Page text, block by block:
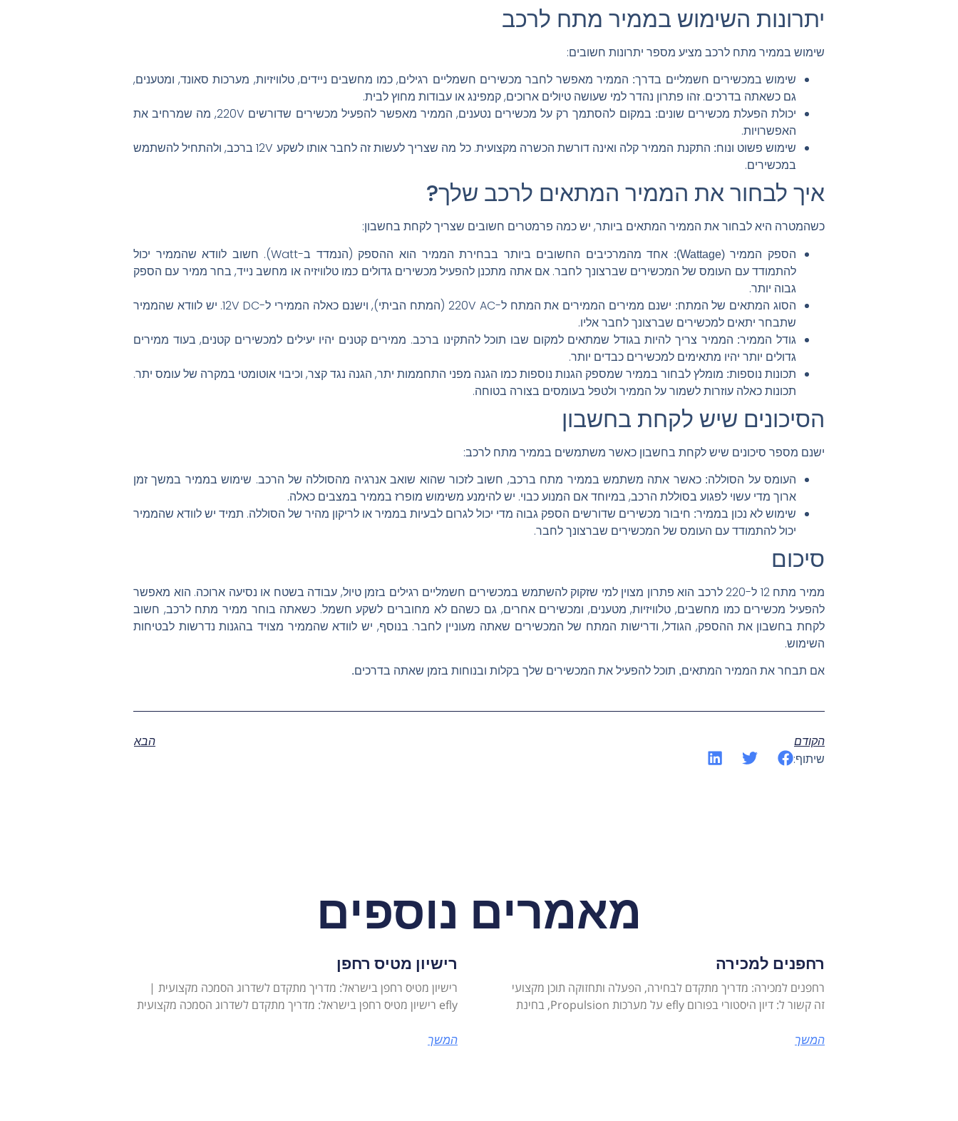
יתרונות השימוש בממיר מתח לרכב
שימוש בממיר מתח לרכב מציע מספר יתרונות חשובים:
שימוש במכשירים חשמליים בדרך: הממיר מאפשר לחבר מכשירים חשמליים רגילים, כמו מחשבים ניידים, טלוויזיות, מערכות סאונד, ומטענים,
גם כשאתה בדרכים. זהו פתרון נהדר למי שעושה טיולים ארוכים, קמפינג או עבודות מחוץ לבית.
יכולת הפעלת מכשירים שונים:
במקום להסתמך רק על מכשירים נטענים, הממיר מאפשר להפעיל מכשירים שדורשים 220V, מה שמרחיב את
האפשרויות.
שימוש פשוט ונוח:
התקנת הממיר קלה ואינה דורשת הכשרה מקצועית. כל מה שצריך לעשות זה לחבר אותו לשקע 12V ברכב, ולהתחיל להשתמש
במכשירים.
איך לבחור את הממיר המתאים לרכב שלך?
כשהמטרה היא לבחור את הממיר המתאים ביותר, יש כמה פרמטרים חשובים שצריך לקחת בחשבון:
הספק הממיר (Wattage):
אחד מהמרכיבים החשובים ביותר בבחירת הממיר הוא ההספק (הנמדד ב-Watt). חשוב לוודא שהממיר יכול
להתמודד עם העומס של המכשירים שברצונך לחבר. אם אתה מתכנן להפעיל מכשירים גדולים כמו טלוויזיה או מחשב נייד, בחר ממיר עם הספק
גבוה יותר.
הסוג המתאים של המתח:
ישנם ממירים הממירים את המתח ל-220V AC (המתח הביתי), וישנם כאלה הממירי ל-12V DC. יש לוודא שהממיר
שתבחר יתאים למכשירים שברצונך לחבר אליו.
גודל הממיר: הממיר צריך להיות בגודל שמתאים למקום שבו תוכל להתקינו ברכב. ממירים קטנים יהיו יעילים למכשירים קטנים, בעוד ממירים
גדולים יותר יהיו מתאימים למכשירים כבדים יותר.
תכונות נוספות: מומלץ לבחור בממיר שמספק הגנות נוספות כמו הגנה מפני התחממות יתר, הגנה נגד קצר, וכיבוי אוטומטי במקרה של עומס יתר.
תכונות כאלה עוזרות לשמור על הממיר ולטפל בעומסים בצורה בטוחה.
הסיכונים שיש לקחת בחשבון
ישנם מספר סיכונים שיש לקחת בחשבון כאשר משתמשים בממיר מתח לרכב:
העומס על הסוללה: כאשר אתה משתמש בממיר מתח ברכב, חשוב לזכור שהוא שואב אנרגיה מהסוללה של הרכב. שימוש בממיר במשך זמן
ארוך מדי עשוי לפגוע בסוללת הרכב, במיוחד אם המנוע כבוי. יש להימנע משימוש מופרז בממיר במצבים כאלה.
שימוש לא נכון בממיר: חיבור מכשירים שדורשים הספק גבוה מדי יכול לגרום לבעיות בממיר או לריקון מהיר של הסוללה. תמיד יש לוודא שהממיר
יכול להתמודד עם העומס של המכשירים שברצונך לחבר.
סיכום
ממיר מתח 12 ל-220 לרכב הוא פתרון מצוין למי שזקוק להשתמש במכשירים חשמליים רגילים בזמן טיול, עבודה בשטח או נסיעה ארוכה. הוא מאפשר
להפעיל מכשירים כמו מחשבים, טלוויזיות, מטענים, ומכשירים אחרים, גם כשהם לא מחוברים לשקע חשמל. כשאתה בוחר ממיר מתח לרכב, חשוב
לקחת בחשבון את ההספק, הגודל, ודרישות המתח של המכשירים שאתה מעוניין לחבר. בנוסף, יש לוודא שהממיר מצויד בהגנות נדרשות לבטיחות
השימוש.
אם תבחר את הממיר המתאים, תוכל להפעיל את המכשירים שלך בקלות ובנוחות בזמן שאתה בדרכים.
הקודם
הבא
שיתוף:
מאמרים נוספים
רחפנים למכירה
רחפנים למכירה: מדריך מתקדם לבחירה, הפעלה ותחזוקה תוכן מקצועי
זה קשור ל: דיון היסטורי בפורום efly על מערכות Propulsion, בחינת
המשך
רישיון מטיס רחפן
רישיון מטיס רחפן בישראל: מדריך מתקדם לשדרוג הסמכה מקצועית |
efly רישיון מטיס רחפן בישראל: מדריך מתקדם לשדרוג הסמכה מקצועית
המשך